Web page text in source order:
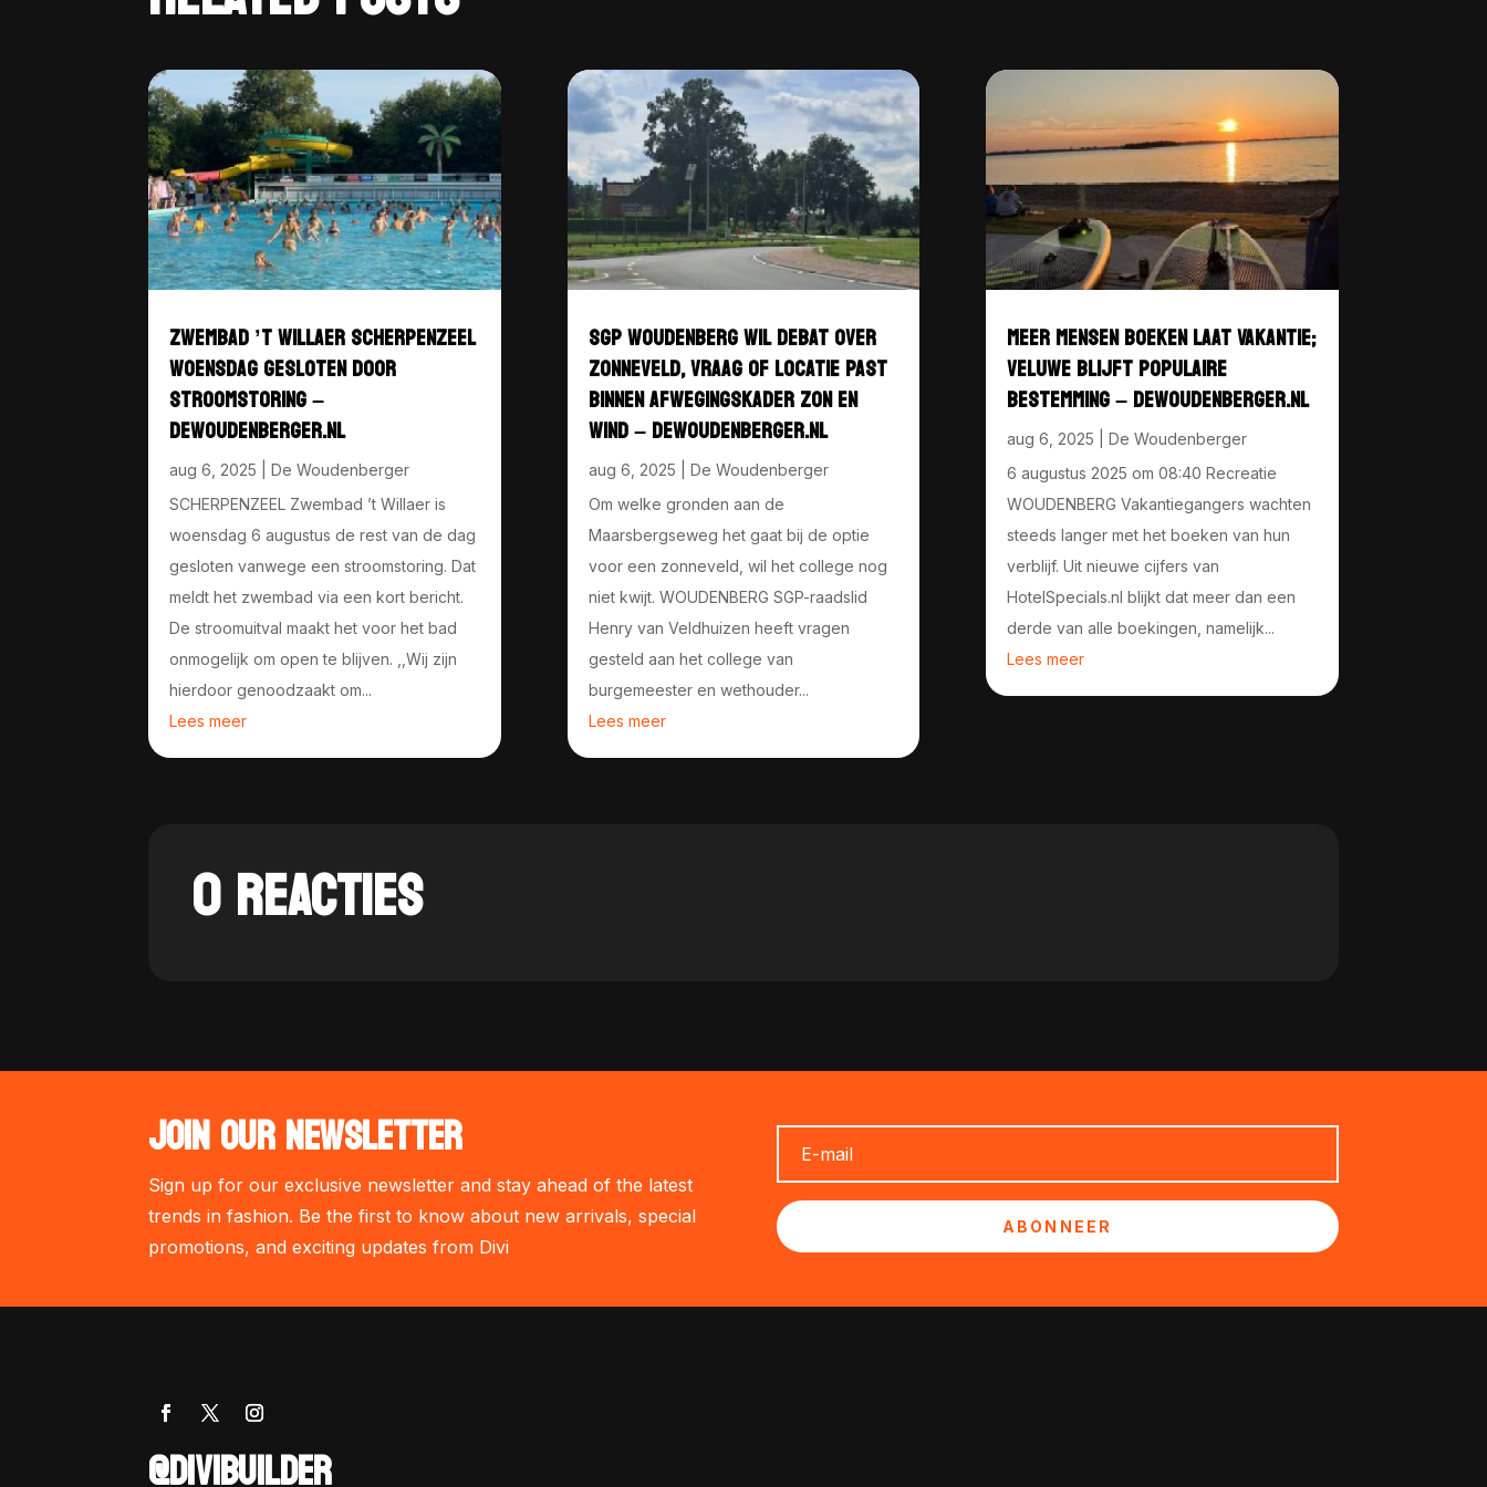
ZWEMBAD ’T WILLAER SCHERPENZEEL
WOENSDAG GESLOTEN DOOR
STROOMSTORING –
DEWOUDENBERGER.NL
aug 6, 2025 |De Woudenberger
SCHERPENZEEL Zwembad ’t Willaer is
woensdag 6 augustus de rest van de dag
gesloten vanwege een stroomstoring. Dat
meldt het zwembad via een kort bericht.
De stroomuitval maakt het voor het bad
onmogelijk om open te blijven. ,,Wij zijn
hierdoor genoodzaakt om...
Lees meer
SGP WOUDENBERG WIL DEBAT OVER
ZONNEVELD, VRAAG OF LOCATIE PAST
BINNEN AFWEGINGSKADER ZON EN
WIND – DEWOUDENBERGER.NL
aug 6, 2025
De Woudenberger
Om welke gronden aan de
Maarsbergseweg het gaat bij de optie
voor een zonneveld, wil het college nog
niet kwijt. WOUDENBERG SGP-raadslid
Henry van Veldhuizen heeft vragen
gesteld aan het college van
burgemeester en wethouder...
Lees meer
MEER MENSEN BOEKEN LAAT VAKANTIE;
VELUWE BLIJFT POPULAIRE
BESTEMMING – DEWOUDENBERGER.NL
aug 6, 2025
De Woudenberger
6 augustus 2025 om 08:40 Recreatie
WOUDENBERG Vakantiegangers wachten
steeds langer met het boeken van hun
verblijf. Uit nieuwe cijfers van
HotelSpecials.nl blijkt dat meer dan een
derde van alle boekingen, namelijk...
Lees meer
0 REACTIES
JOIN OUR NEWSLETTER
Sign up for our exclusive newsletter and stay ahead of the latest
trends in fashion. Be the first to know about new arrivals, special
promotions, and exciting updates from Divi
ABONNEER
@DIVIBUILDER